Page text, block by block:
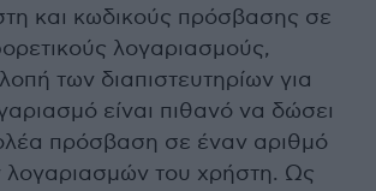
και κωδικούς πρόσβασης σε
λογαριασμούς,
των διαπιστευτηρίων για
είναι πιθανό να δώσει
πρόσβαση σε έναν αριθμό
λογαριασμών του χρήστη. Ως